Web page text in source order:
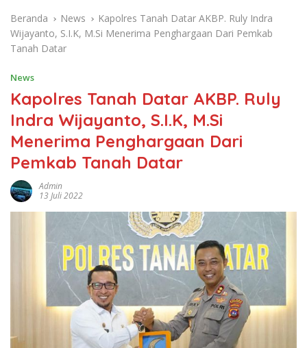
Beranda News
Kapolres Tanah Datar AKBP. Ruly Indra
Wijayanto, S.I.K, M.Si Menerima Penghargaan Dari Pemkab
Tanah Datar
News
Kapolres Tanah Datar AKBP. Ruly
Indra Wijayanto, S.I.K, M.Si
Menerima Penghargaan Dari
Pemkab Tanah Datar
Admin
13 Juli 2022